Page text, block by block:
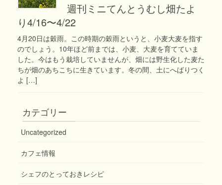
週刊ミニてんとうむし畑たよ
り4/16〜4/22
4月20日は穀雨。この時期の穀雨というと、小麦大麦を指す
のでしょう。10年ほど前までは、小麦、大麦を育てていま
した。今はもう栽培していませんが、畑には野生化した麦た
ちが畑のあちこちに生きています。冬の間、土にへばりつく
よ […]
カテゴリー
Uncategorized
カフェ情報
シェフのとっておきレシピ